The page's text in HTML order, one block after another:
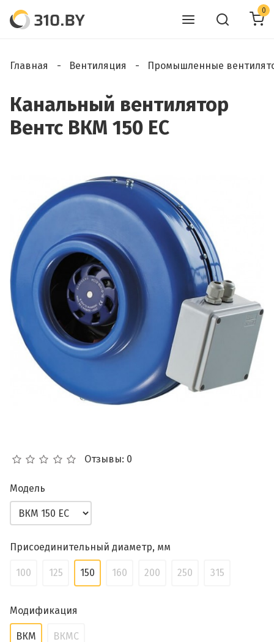
0
Главная Вентиляция Промышленные
Канальный вентилятор
Вентс ВКМ 150 ЕС
Отзывы: 0
Модель
Присоединительный диаметр, мм
100 125 150 160 200 250 315
Модификация
ВКМ ВКМС